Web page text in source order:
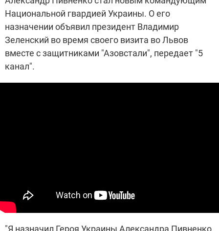
Национальной гвардией Украины. О его
назначении объявил президент Владимир
Зеленский во время своего визита во Львов
вместе с защитниками "Азовстали", передает "5
канал".